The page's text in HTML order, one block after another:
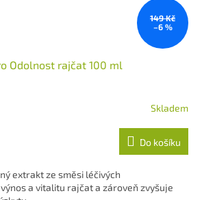
149 Kč
–6 %
Odolnost rajčat 100 ml
Skladem
Do košíku
extrakt ze směsi léčivých
a vitalitu rajčat a zároveň zvyšuje